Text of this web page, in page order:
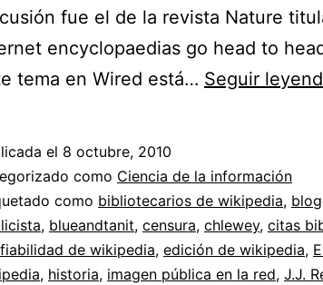
fue el de la revista Nature
encyclopaedias go head to
tema en Wired está… Seguir
el 8 octubre, 2010
como Ciencia de la información
como bibliotecarios de wikipedia,
, blueandtanit, censura, chlewey, citas
de wikipedia, edición de wikipedia,
, historia, imagen pública en la red, J.J.